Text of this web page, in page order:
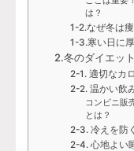
は？
1-2.なぜ冬は
1-3.寒い日に
2.冬のダイエッ
2-1. 適切なカ
2-2. 温かい飲
コンビニ販
とは？
2-3. 冷えを防
2-4. 心地よい